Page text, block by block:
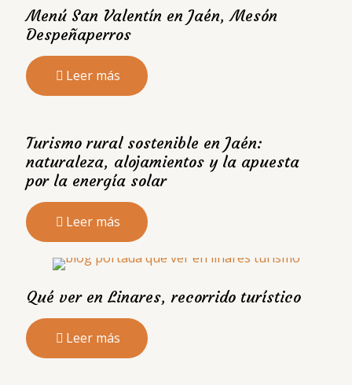
Menú San Valentín en Jaén, Mesón
Despeñaperros
Leer más
Turismo rural sostenible en Jaén:
naturaleza, alojamientos y la apuesta
por la energía solar
Leer más
Qué ver en Linares, recorrido turístico
Leer más